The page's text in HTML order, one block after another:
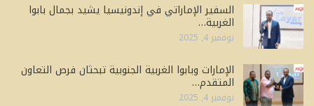
السفير الإماراتي في إندونيسيا يشيد بجمال بابوا
الغربية…
نوفمبر 4, 2025
الإمارات وبابوا الغربية الجنوبية تبحثان فرص التعاون
المتقدم…
نوفمبر 4, 2025